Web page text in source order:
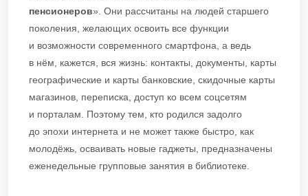
пенсионеров». Они рассчитаны на людей старшего
поколения, желающих освоить все функции
и возможности современного смартфона, а ведь
в нём, кажется, вся жизнь: контакты, документы, карты
географические и карты банковские, скидочные карты
магазинов, переписка, доступ ко всем соцсетям
и порталам. Поэтому тем, кто родился задолго
до эпохи интернета и не может также быстро, как
молодёжь, осваивать новые гаджеты, предназначены
еженедельные групповые занятия в библиотеке.